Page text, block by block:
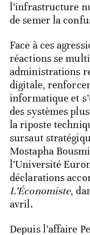
l’infrastructure
de semer la
Face à ces
réactions se
administrations
digitale,
informatique et
des systèmes
la riposte
sursaut
Mostapha
l’Université
déclarations
L’Économiste,
avril.
Depuis l’affaire